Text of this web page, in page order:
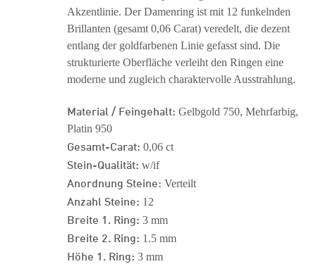
Akzentlinie. Der Damenring ist mit 12 funkelnden
Brillanten (gesamt 0,06 Carat) veredelt, die dezent
entlang der goldfarbenen Linie gefasst sind. Die
strukturierte Oberfläche verleiht den Ringen eine
moderne und zugleich charaktervolle Ausstrahlung.
Material / Feingehalt: Gelbgold 750, Mehrfarbig,
Platin 950
Gesamt-Carat: 0,06 ct
Stein-Qualität: w/if
Anordnung Steine: Verteilt
Anzahl Steine: 12
Breite 1. Ring: 3 mm
Breite 2. Ring: 1.5 mm
Höhe 1. Ring: 3 mm